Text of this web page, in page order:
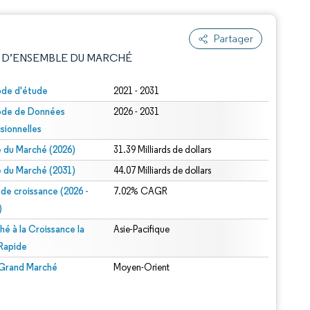
Partager
DU MARCHÉ
d'étude 2021 - 2031
de Données
2026 - 2031
du Marché (2026) 31.39 Milliards de dollars
du Marché (2031) 44.07 Milliards de dollars
croissance (2026 -
7.02% CAGR
à la Croissance la
Asie-Pacifique
Marché Moyen-Orient
sous CC BY 4.0.